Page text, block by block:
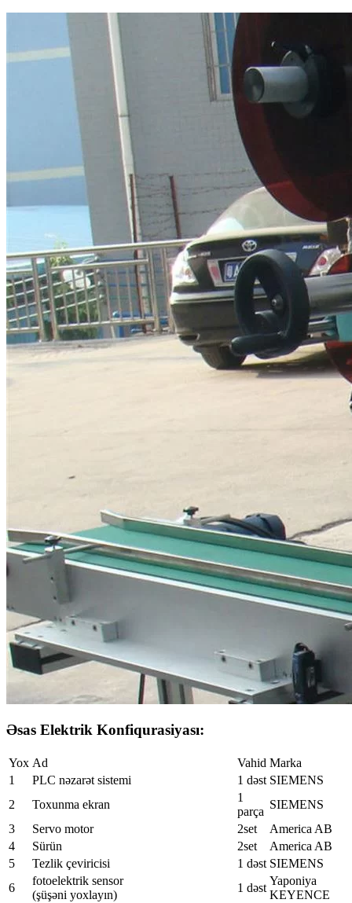
Əsas Elektrik Konfiqurasiyası:
Yox Ad Vahid Marka
1
PLC nəzarət sistemi 1 dəst SIEMENS
2
Toxunma ekran
1
parça
SIEMENS
3
Servo motor 2set
America AB
4
Sürün 2set
America AB
5
Tezlik çeviricisi 1 dəst SIEMENS
6
fotoelektrik sensor
(şüşəni yoxlayın)
1 dəst
Yaponiya
KEYENCE